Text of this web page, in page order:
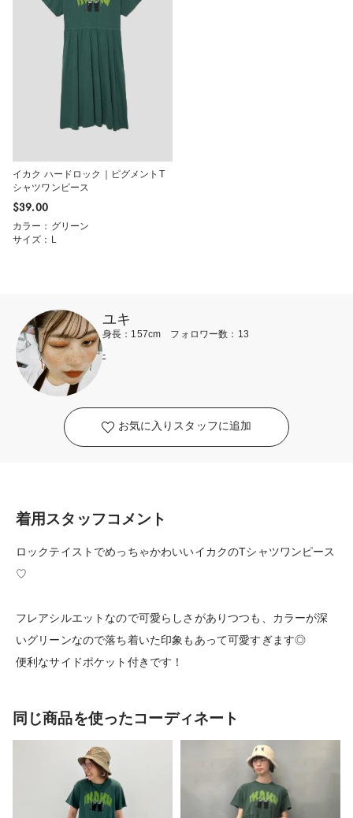
イカク ハードロック｜ピグメントT
シャツワンピース
$‌39.00
カラー：グリーン
サイズ：L
ユキ
身長：157cm フォロワー数：13
-
お気に入りスタッフに追加
着用スタッフコメント
ロックテイストでめっちゃかわいいイカクのTシャツワンピース
♡
フレアシルエットなので可愛らしさがありつつも、カラーが深
いグリーンなので落ち着いた印象もあって可愛すぎます◎
便利なサイドポケット付きです！
同じ商品を使ったコーディネート